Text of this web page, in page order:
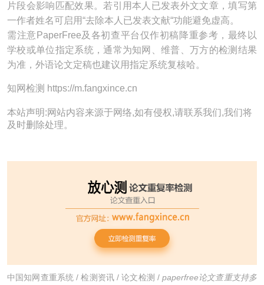
片段会影响匹配效果。若引用本人已发表外文文章，填写第
一作者姓名可启用“去除本人已发表文献“功能避免虚高。
需注意PaperFree及各初查平台仅作初稿降重参考，最终以
学校或单位指定系统，通常为知网、维普、万方的检测结果
为准，外语论文定稿也建议用指定系统复核哈。
知网检测 https://m.fangxince.cn
本站声明:网站内容来源于网络,如有侵权,请联系我们,我们将
及时删除处理。
中国知网查重系统 /检测资讯/论文检测 /paperfree论文查重支持多